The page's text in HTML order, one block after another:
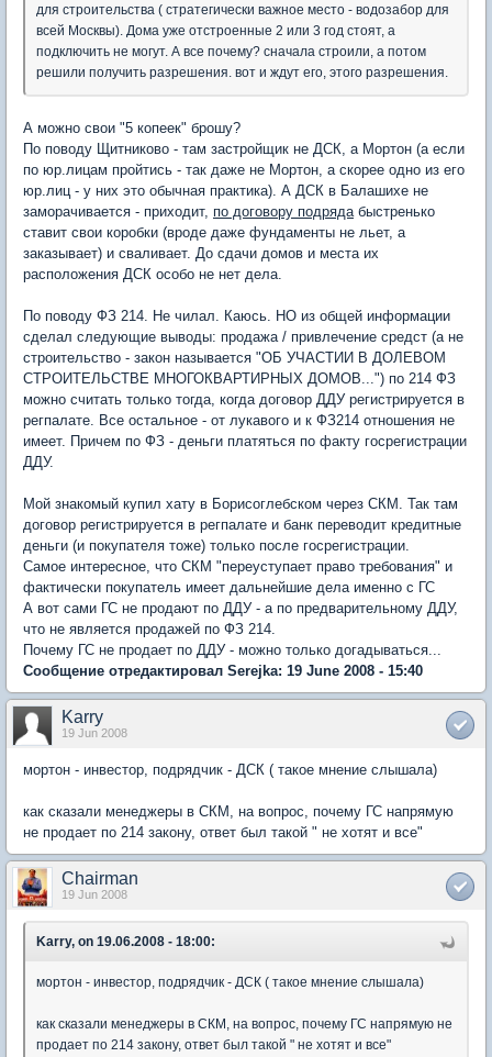
для строительства ( стратегически важное место - водозабор для
всей Москвы). Дома уже отстроенные 2 или 3 год стоят, а
подключить не могут. А все почему? сначала строили, а потом
решили получить разрешения. вот и ждут его, этого разрешения.
А можно свои "5 копеек" брошу?
По поводу Щитниково - там застройщик не ДСК, а Мортон (а если
по юр.лицам пройтись - так даже не Мортон, а скорее одно из его
юр.лиц - у них это обычная практика). А ДСК в Балашихе не
заморачивается - приходит, по договору подряда быстренько
ставит свои коробки (вроде даже фундаменты не льет, а
заказывает) и сваливает. До сдачи домов и места их
расположения ДСК особо не нет дела.
По поводу ФЗ 214. Не чилал. Каюсь. НО из общей информации
сделал следующие выводы: продажа / привлечение средст (а не
строительство - закон называется "ОБ УЧАСТИИ В ДОЛЕВОМ
СТРОИТЕЛЬСТВЕ МНОГОКВАРТИРНЫХ ДОМОВ...") по 214 ФЗ
можно считать только тогда, когда договор ДДУ регистрируется в
регпалате. Все остальное - от лукавого и к ФЗ214 отношения не
имеет. Причем по ФЗ - деньги платяться по факту госрегистрации
ДДУ.
Мой знакомый купил хату в Борисоглебском через СКМ. Так там
договор регистрируется в регпалате и банк переводит кредитные
деньги (и покупателя тоже) только после госрегистрации.
Самое интересное, что СКМ "переуступает право требования" и
фактически покупатель имеет дальнейшие дела именно с ГС
А вот сами ГС не продают по ДДУ - а по предварительному ДДУ,
что не является продажей по ФЗ 214.
Почему ГС не продает по ДДУ - можно только догадываться...
Сообщение отредактировал Serejka: 19 June 2008 - 15:40
Karry
19 Jun 2008
мортон - инвестор, подрядчик - ДСК ( такое мнение слышала)
как сказали менеджеры в СКМ, на вопрос, почему ГС напрямую
не продает по 214 закону, ответ был такой " не хотят и все"
Chairman
19 Jun 2008
Karry, on 19.06.2008 - 18:00:
мортон - инвестор, подрядчик - ДСК ( такое мнение слышала)
как сказали менеджеры в СКМ, на вопрос, почему ГС напрямую не
продает по 214 закону, ответ был такой " не хотят и все"